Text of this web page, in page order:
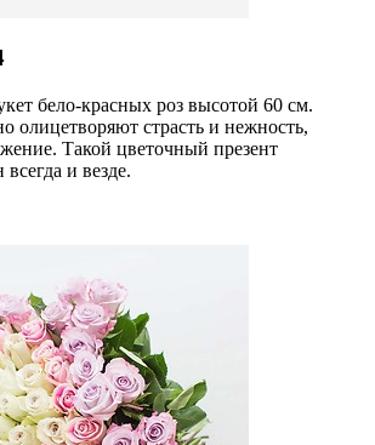
бело-красных роз высотой 60 см.
олицетворяют страсть и нежность,
Такой цветочный презент
всегда и везде.